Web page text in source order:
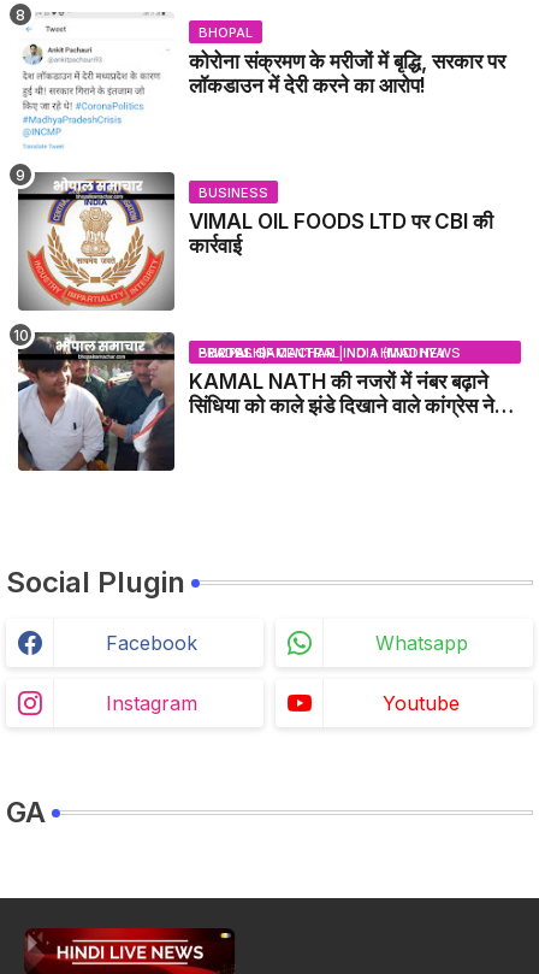
BHOPAL
कोरोना संक्रमण के मरीजों में बृद्धि, सरकार पर
लॉकडाउन में देरी करने का आरोप!
BUSINESS
VIMAL OIL FOODS LTD पर CBI की
कार्रवाई
BHOPAL SAMACHAR | NO 1 HINDI NEWS PORTAL OF CENTRAL INDIA (MADHYA PRADESH)
KAMAL NATH की नजरों में नंबर बढ़ाने
सिंधिया को काले झंडे दिखाने वाले कांग्रेस नेता
Social Plugin
Facebook Whatsapp
Instagram Youtube
GA